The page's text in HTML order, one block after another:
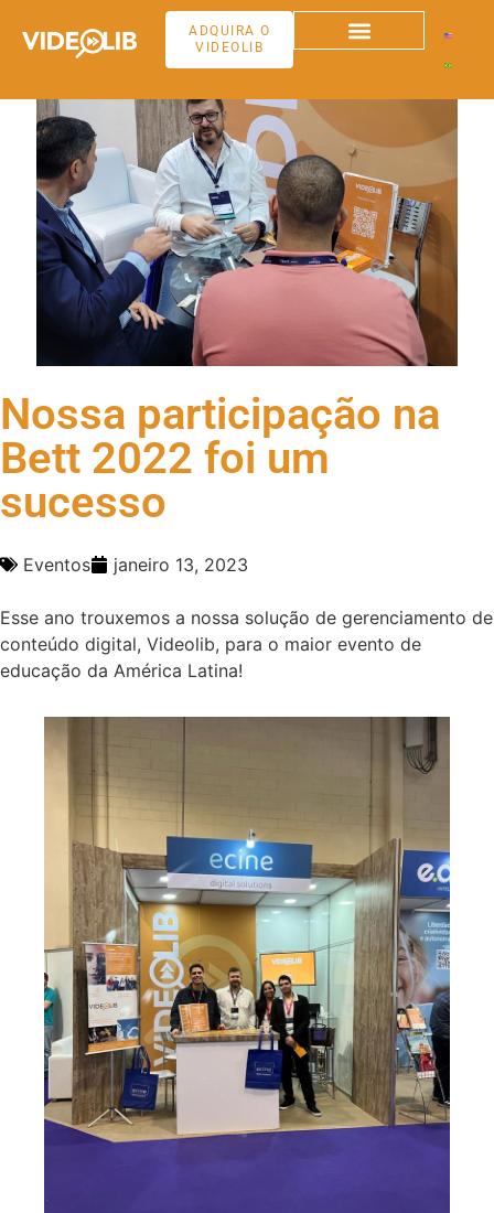
ADQUIRA O
VIDEOLIB
Nossa participação na
Bett 2022 foi um
sucesso
Eventos janeiro 13, 2023
Esse ano trouxemos a nossa solução de gerenciamento de
conteúdo digital, Videolib, para o maior evento de
educação da América Latina!